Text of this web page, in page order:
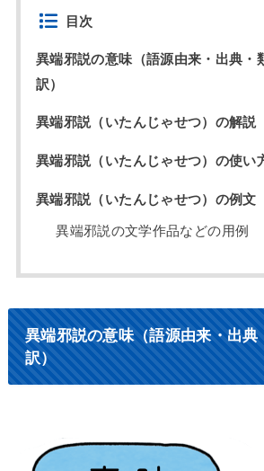
目次
異端邪説の意味（語源由来・出典・
訳）
異端邪説（いたんじゃせつ）の解説
異端邪説（いたんじゃせつ）の使い
異端邪説（いたんじゃせつ）の例文
異端邪説の文学作品などの用例
異端邪説の意味（語源由来・出典
訳）